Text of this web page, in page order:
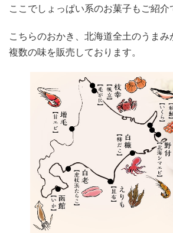
ここでしょっぱい系のお菓子もご紹介
こちらのおかき、北海道全土のうまみ
複数の味を販売しております。